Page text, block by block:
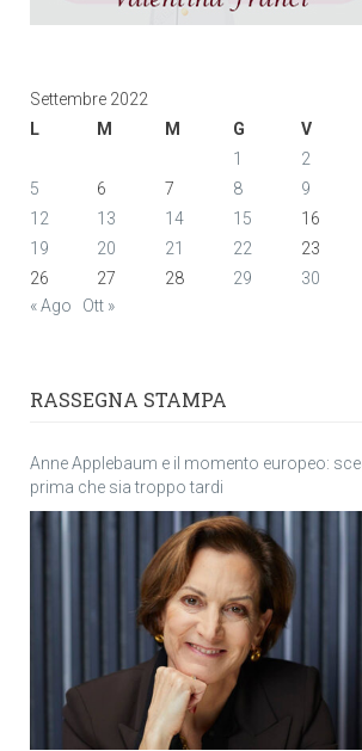
Settembre 2022
L
M M G V
1
2
5
6 7 8 9
12
13 14 15 16
19
20 21 22 23
26
27 28 29
30
« Ago
Ott »
RASSEGNA STAMPA
Anne Applebaum e il momento europeo:
prima che sia troppo tardi